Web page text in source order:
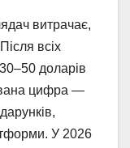
витрачає,
всіх
доларів
цифра —
У 2026